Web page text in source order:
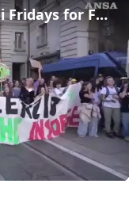
Torino, il flash mob finale di Fridays for Future